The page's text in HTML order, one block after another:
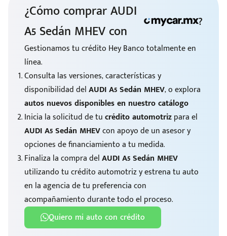
¿Cómo comprar AUDI
A5 Sedán MHEV con
?
Gestionamos tu crédito Hey Banco totalmente en
línea.
Consulta las versiones, características y
disponibilidad delAUDI A5 Sedán MHEV, o explora
autos nuevos disponibles en nuestro catálogo
Inicia la solicitud de tucrédito automotrizpara el
AUDI A5 Sedán MHEVcon apoyo de un asesor y
opciones de financiamiento a tu medida.
Finaliza la compra delAUDI A5 Sedán MHEV
utilizando tu crédito automotriz y estrena tu auto
en la agencia de tu preferencia con
acompañamiento durante todo el proceso.
Quiero mi auto con crédito